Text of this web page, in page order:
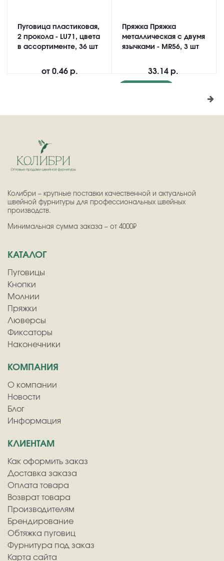
Пуговица пластиковая,
2 прокола - LU71, цвета
в ассортименте, 36 шт
от 0.46 р.
Пряжка Пряжка
металлическая с двумя
язычками - MR56, 3 шт
33.14 р.
Колибри – крупные поставки качественной и актуальной
швейной фурнитуры для профессиональных швейных
производств.
Минимальная сумма заказа – от 4000₽
КАТАЛОГ
Пуговицы
Кнопки
Молнии
Пряжки
Люверсы
Фиксаторы
Наконечники
КОМПАНИЯ
О компании
Новости
Блог
Информация
КЛИЕНТАМ
Как оформить заказ
Доставка заказа
Оплата товара
Возврат товара
Производителям
Брендирование
Обтяжка пуговиц
Фурнитура под заказ
Карта сайта